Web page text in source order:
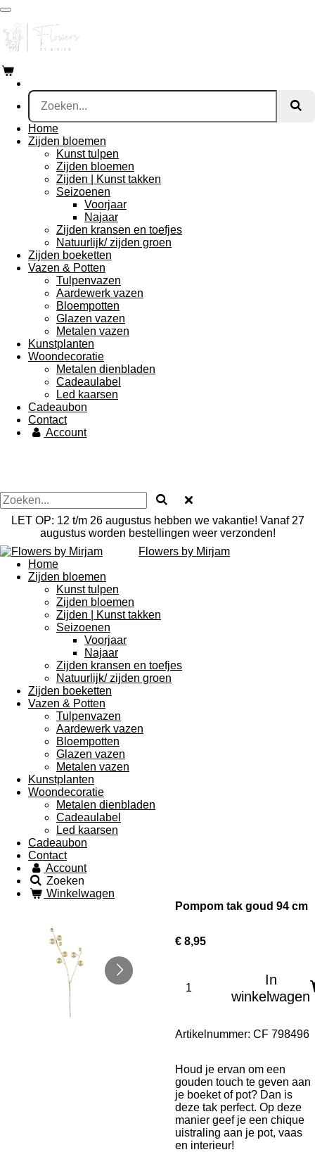
Ga
direct
naar
de
Home
Zijden bloemen
Kunst tulpen
Zijden bloemen
Zijden | Kunst takken
Seizoenen
Voorjaar
Najaar
Zijden kransen en toefjes
Natuurlijk/ zijden groen
Zijden boeketten
Vazen & Potten
Tulpenvazen
Aardewerk vazen
Bloempotten
Glazen vazen
Metalen vazen
Kunstplanten
Woondecoratie
Metalen dienbladen
Cadeaulabel
Led kaarsen
Cadeaubon
Contact
Account
LET OP: 12 t/m 26 augustus hebben we vakantie! Vanaf 27
augustus worden bestellingen weer verzonden!
Flowers by Mirjam
Home
Zijden bloemen
Kunst tulpen
Zijden bloemen
Zijden | Kunst takken
Seizoenen
Voorjaar
Najaar
Zijden kransen en toefjes
Natuurlijk/ zijden groen
Zijden boeketten
Vazen & Potten
Tulpenvazen
Aardewerk vazen
Bloempotten
Glazen vazen
Metalen vazen
Kunstplanten
Woondecoratie
Metalen dienbladen
Cadeaulabel
Led kaarsen
Cadeaubon
Contact
Account
Zoeken
Winkelwagen
Pompom tak goud 94 cm
€ 8,95
In
winkelwagen
Artikelnummer: CF 798496
Houd je ervan om een
gouden touch te geven aan
je boeket of pot? Dan is
deze tak perfect. Op deze
manier geef je een chique
uistraling aan je pot, vaas
en interieur!